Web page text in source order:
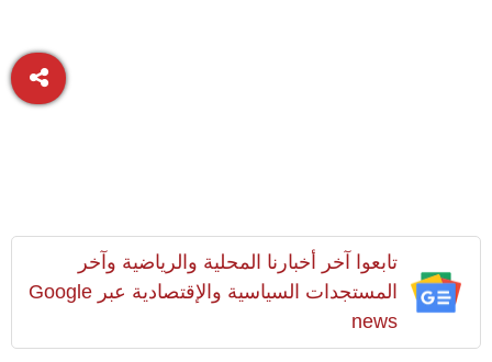
تابعوا آخر أخبارنا المحلية والرياضية وآخر
المستجدات السياسية والإقتصادية عبر Google
news